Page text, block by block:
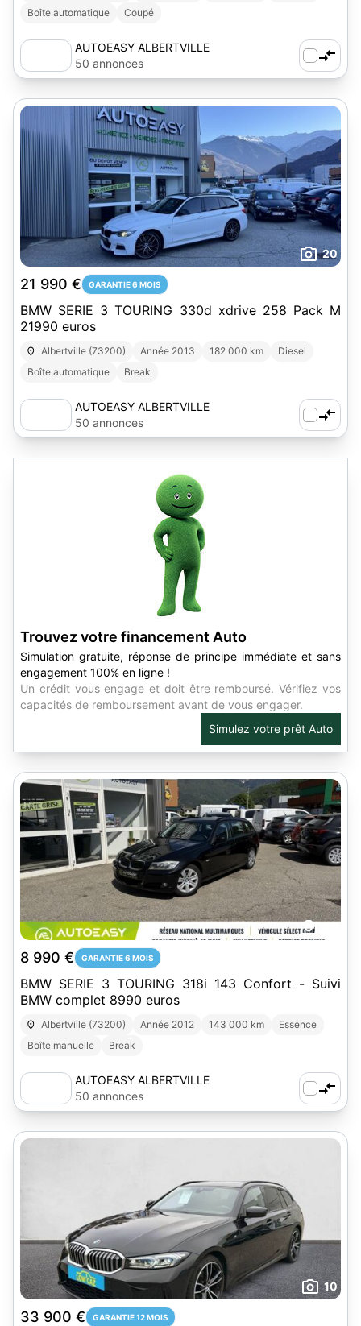
Boîte automatique Coupé
AUTOEASY ALBERTVILLE
50 annonces
20
21 990 € GARANTIE 6 MOIS
BMW SERIE 3 TOURING 330d xdrive 258 Pack M
21990 euros
Albertville (73200) Année 2013 182 000 km
Diesel
Boîte automatique
Break
AUTOEASY ALBERTVILLE
50 annonces
Trouvez votre financement Auto
Simulation gratuite, réponse de principe immédiate et sans
engagement 100% en ligne !
Un crédit vous engage et doit être remboursé. Vérifiez vos
capacités de remboursement avant de vous engager.
Simulez votre prêt Auto
8 990 € GARANTIE 6 MOIS
BMW SERIE 3 TOURING 318i 143 Confort - Suivi
BMW complet 8990 euros
Albertville (73200) Année 2012 143 000 km
Essence
Boîte manuelle
Break
AUTOEASY ALBERTVILLE
50 annonces
10
33 900 € GARANTIE 12 MOIS